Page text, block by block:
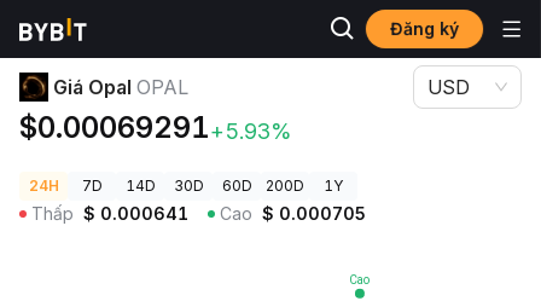
Đăng ký
Giá Tiền Điện Tử
Giá Opal OPAL
$0.00069291+5.93%
USD
24H 7D 14D 30D 60D 200D 1Y
Thấp $ 0.000641 Cao $ 0.000705